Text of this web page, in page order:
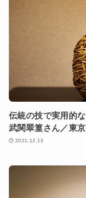
伝統の技で実用的
武関翠篁さん／東
2021.12.13